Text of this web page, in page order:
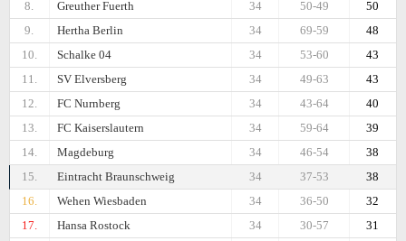
8. Greuther Fuerth 50
50-49
34
9.
Hertha Berlin 48
69-59
34
10.
Schalke 04 43
53-60
34
11.
SV Elversberg 43
49-63
34
12.
FC Nurnberg 40
43-64
34
13.
FC Kaiserslautern 39
59-64
34
14.
Magdeburg 38
46-54
34
15.
Eintracht Braunschweig 38
37-53
34
16.
Wehen Wiesbaden 32
36-50
34
17.
Hansa Rostock 31
30-57
34